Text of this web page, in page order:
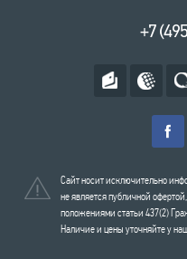
+7
Сайт носит исключительно
не является публичной
положениями статьи 437(2)
Наличие и цены уточняйте у